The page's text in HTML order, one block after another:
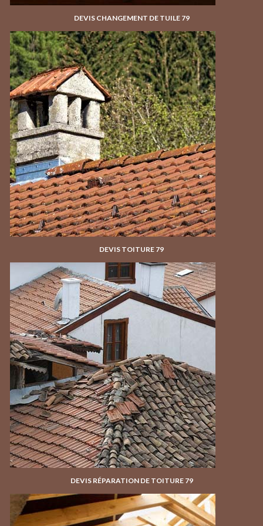
DEVIS CHANGEMENT DE TUILE 79
DEVIS TOITURE 79
DEVIS RÉPARATION DE TOITURE 79